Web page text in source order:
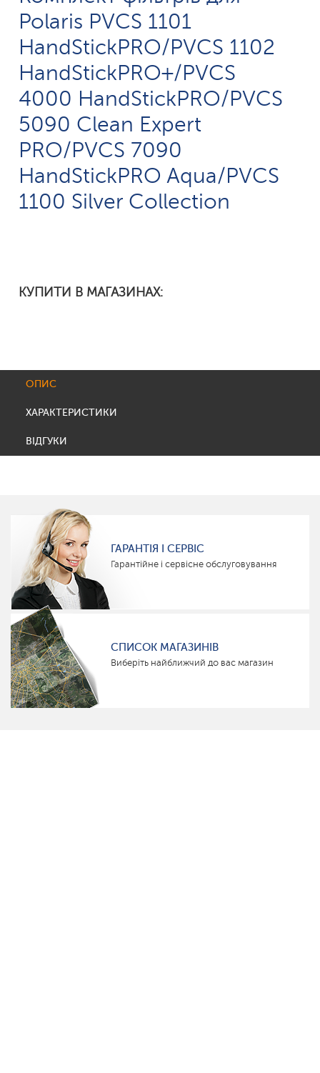
Polaris PVCS 1101
HandStickPRO/PVCS 1102
HandStickPRO+/PVCS
4000 HandStickPRO/PVCS
5090 Clean Expert
PRO/PVCS 7090
HandStickPRO Aqua/PVCS
1100 Silver Collection
КУПИТИ В МАГАЗИНАХ:
ОПИС
ХАРАКТЕРИСТИКИ
ВІДГУКИ
ГАРАНТІЯ І СЕРВІС
Гарантійне і сервісне обслуговування
СПИСОК МАГАЗИНІВ
Виберіть найближчий до вас магазин